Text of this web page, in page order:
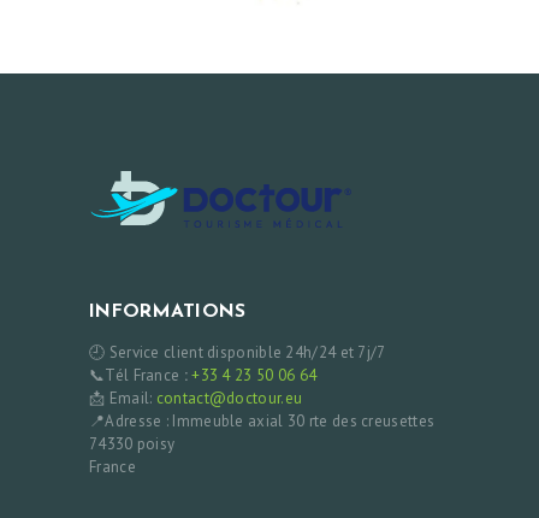
INFORMATIONS
🕘 Service client disponible 24h/24 et 7j/7
📞Tél France :+33 4 23 50 06 64
📩 Email: contact@doctour.eu
📍Adresse : Immeuble axial 30 rte des creusettes
74330 poisy
France